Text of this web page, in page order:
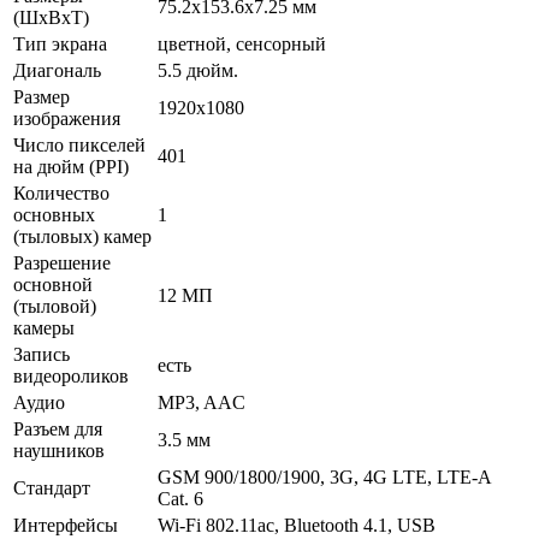
(ШxВxТ)
75.2x153.6x7.25 мм
Тип экрана
цветной, сенсорный
Диагональ
5.5 дюйм.
Размер
изображения
1920x1080
Число пикселей
на дюйм (PPI)
401
Количество
основных
(тыловых) камер
1
Разрешение
основной
(тыловой)
камеры
12 МП
Запись
видеороликов
есть
Аудио
MP3, AAC
Разъем для
наушников
3.5 мм
Стандарт
GSM 900/1800/1900, 3G, 4G LTE, LTE-A
Cat. 6
Интерфейсы
Wi-Fi 802.11ac, Bluetooth 4.1, USB